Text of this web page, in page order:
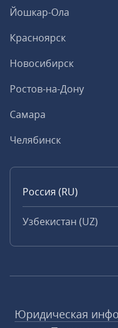
Йошкар-Ола
Красноярск
Новосибирск
Ростов-на-Дону
Самара
Челябинск
Россия (RU)
Узбекистан (UZ)
Юридическая